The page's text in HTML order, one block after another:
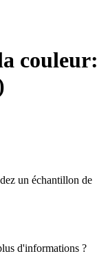
couleur:
un échantillon de
d'informations ?